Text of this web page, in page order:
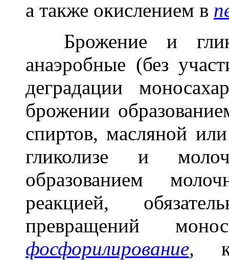
а также окислением в
Брожение и
анаэробные (без
деградации
брожении
спиртов, масляной
гликолизе и
образованием
реакцией,
превращений
фосфорилирование,